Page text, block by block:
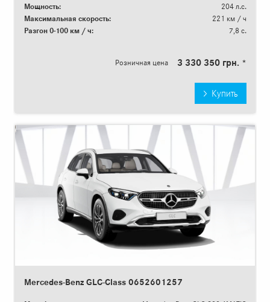
Мощность:
204 л.с.
Максимальная скорость:
221 км / ч
Разгон 0-100 км / ч:
7,8 с.
Розничная цена 3 330 350 грн. *
Купить
Mercedes-Benz GLC-Class 0652601257